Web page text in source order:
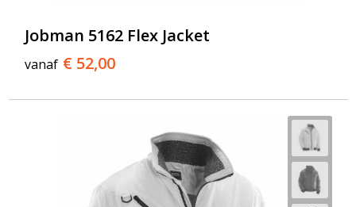
Jobman 5162 Flex Jacket
vanaf € 52,00